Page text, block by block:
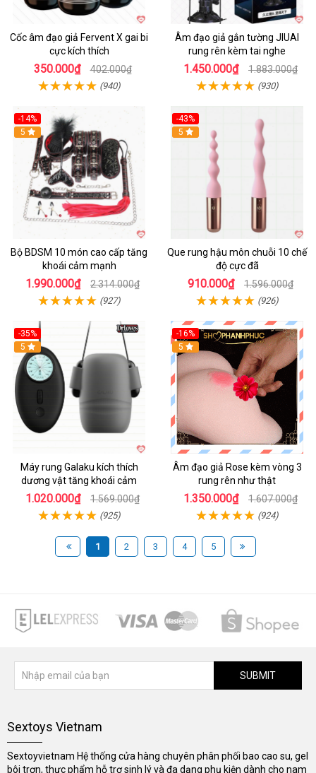
Cốc âm đạo giả Fervent X gai bi
cực kích thích
350.000₫ 402.000₫
(940)
Âm đạo giả gắn tường JIUAI
rung rên kèm tai nghe
1.450.000₫ 1.883.000₫
(930)
-14%
Hot
5
Bộ BDSM 10 món cao cấp tăng
khoái cảm mạnh
1.990.000₫ 2.314.000₫
(927)
-43%
5
Que rung hậu môn chuỗi 10 chế
độ cực đã
910.000₫ 1.596.000₫
(926)
-35%
Hot
5
Máy rung Galaku kích thích
dương vật tăng khoái cảm
1.020.000₫ 1.569.000₫
(925)
-16%
5
Âm đạo giả Rose kèm vòng 3
rung rên như thật
1.350.000₫ 1.607.000₫
(924)
1 2 3 4 5
SUBMIT
Sextoys Vietnam
Sextoyvietnam Hệ thống cửa hàng chuyên phân phối bao cao su, gel
bôi trơn, thực phẩm hỗ trợ sinh lý và đa dạng phụ kiện dành cho nam